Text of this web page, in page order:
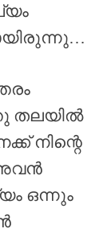
തലയിൽ
നിന്റെ
അവൻ
ഒന്നും